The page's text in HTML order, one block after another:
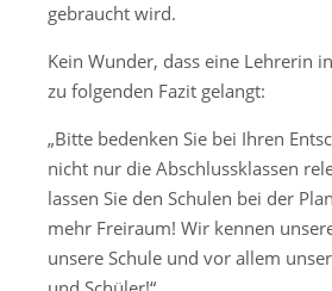
gebraucht wird.
Kein Wunder, dass eine Lehrerin
zu folgenden Fazit gelangt:
„Bitte bedenken Sie bei Ihren
nicht nur die Abschlussklassen
lassen Sie den Schulen bei der
mehr Freiraum! Wir kennen
unsere Schule und vor allem